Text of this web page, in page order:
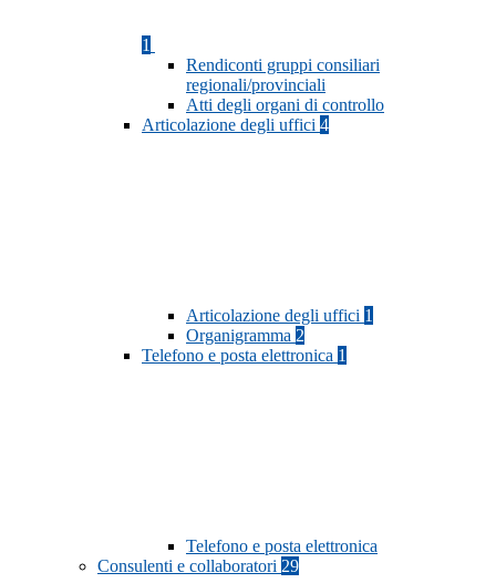
1
Rendiconti gruppi consiliari
regionali/provinciali
Atti degli organi di controllo
Articolazione degli uffici 4
Articolazione degli uffici 1
Organigramma 2
Telefono e posta elettronica 1
Telefono e posta elettronica
Consulenti e collaboratori 29